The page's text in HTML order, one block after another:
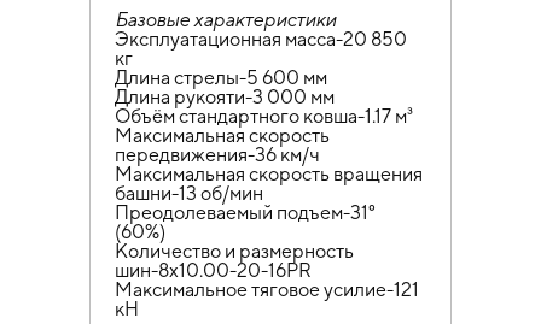
Базовые характеристики
Эксплуатационная масса-20 850
кг
Длина стрелы-5 600 мм
Длина рукояти-3 000 мм
Объём стандартного ковша-1.17 м³
Максимальная скорость
передвижения-36 км/ч
Максимальная скорость вращения
башни-13 об/мин
Преодолеваемый подъем-31°
(60%)
Количество и размерность
шин-8х10.00-20-16PR
Максимальное тяговое усилие-121
кН